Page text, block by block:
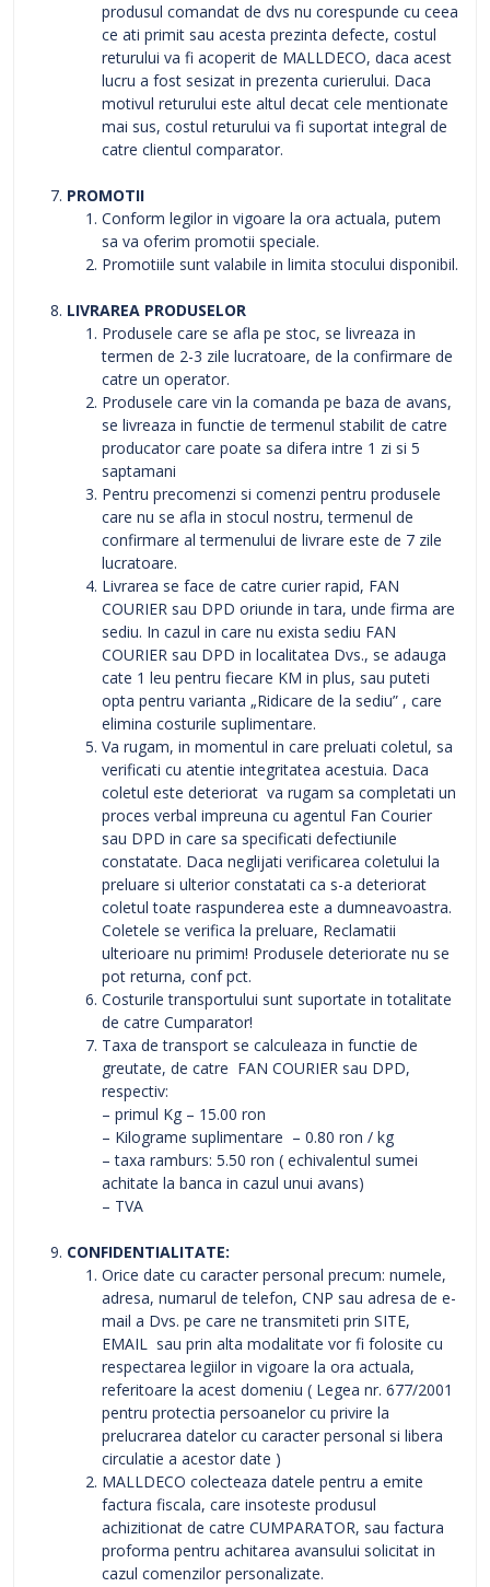
produsul comandat de dvs nu corespunde cu ceea
ce ati primit sau acesta prezinta defecte, costul
returului va fi acoperit de MALLDECO, daca acest
lucru a fost sesizat in prezenta curierului. Daca
motivul returului este altul decat cele mentionate
mai sus, costul returului va fi suportat integral de
catre clientul comparator.
PROMOTII
Conform legilor in vigoare la ora actuala, putem
sa va oferim promotii speciale.
Promotiile sunt valabile in limita stocului disponibil.
LIVRAREA PRODUSELOR
Produsele care se afla pe stoc, se livreaza in
termen de 2-3 zile lucratoare, de la confirmare de
catre un operator.
Produsele care vin la comanda pe baza de avans,
se livreaza in functie de termenul stabilit de catre
producator care poate sa difera intre 1 zi si 5
saptamani
Pentru precomenzi si comenzi pentru produsele
care nu se afla in stocul nostru, termenul de
confirmare al termenului de livrare este de 7 zile
lucratoare.
Livrarea se face de catre curier rapid, FAN
COURIER sau DPD oriunde in tara, unde firma are
sediu. In cazul in care nu exista sediu FAN
COURIER sau DPD in localitatea Dvs., se adauga
cate 1 leu pentru fiecare KM in plus, sau puteti
opta pentru varianta „Ridicare de la sediu” , care
elimina costurile suplimentare.
Va rugam, in momentul in care preluati coletul, sa
verificati cu atentie integritatea acestuia. Daca
coletul este deteriorat va rugam sa completati un
proces verbal impreuna cu agentul Fan Courier
sau DPD in care sa specificati defectiunile
constatate. Daca neglijati verificarea coletului la
preluare si ulterior constatati ca s-a deteriorat
coletul toate raspunderea este a dumneavoastra.
Coletele se verifica la preluare, Reclamatii
ulterioare nu primim! Produsele deteriorate nu se
pot returna, conf pct.
Costurile transportului sunt suportate in totalitate
de catre Cumparator!
Taxa de transport se calculeaza in functie de
greutate, de catre FAN COURIER sau DPD,
respectiv:
– primul Kg – 15.00 ron
– Kilograme suplimentare – 0.80 ron / kg
– taxa ramburs: 5.50 ron ( echivalentul sumei
achitate la banca in cazul unui avans)
– TVA
CONFIDENTIALITATE:
Orice date cu caracter personal precum: numele,
adresa, numarul de telefon, CNP sau adresa de e-
mail a Dvs. pe care ne transmiteti prin SITE,
EMAIL sau prin alta modalitate vor fi folosite cu
respectarea legiilor in vigoare la ora actuala,
referitoare la acest domeniu ( Legea nr. 677/2001
pentru protectia persoanelor cu privire la
prelucrarea datelor cu caracter personal si libera
circulatie a acestor date )
MALLDECO colecteaza datele pentru a emite
factura fiscala, care insoteste produsul
achizitionat de catre CUMPARATOR, sau factura
proforma pentru achitarea avansului solicitat in
cazul comenzilor personalizate.